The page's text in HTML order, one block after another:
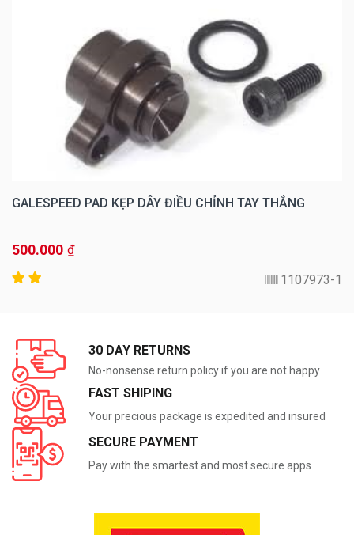
GALESPEED PAD KẸP DÂY ĐIỀU CHỈNH TAY THẮNG
500.000 ₫
1107973-1
30 DAY RETURNS
No-nonsense return policy if you are not happy
FAST SHIPING
Your precious package is expedited and insured
SECURE PAYMENT
Pay with the smartest and most secure apps